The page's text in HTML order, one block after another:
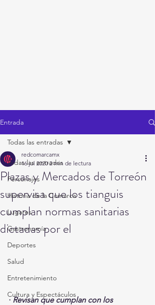
Entrada
Todas las entradas
Personajes
Historia de la Comarca
Lugares
Gastronomía
Deportes
Salud
Entretenimiento
Cultura y Espectáculos
Todas las entradas
Plazas y Mercados de Torreón
supervisa que los tianguis
cumplan normas sanitarias
dictadas por el
redcomarcamx
16 jul 2020 2 min de lectura
· Revisan que cumplan con los